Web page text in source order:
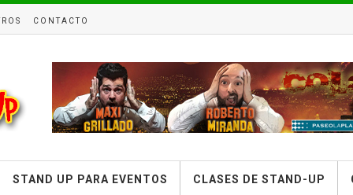
CONTACTO
STAND UP PARA EVENTOS CLASES DE STAND-UP